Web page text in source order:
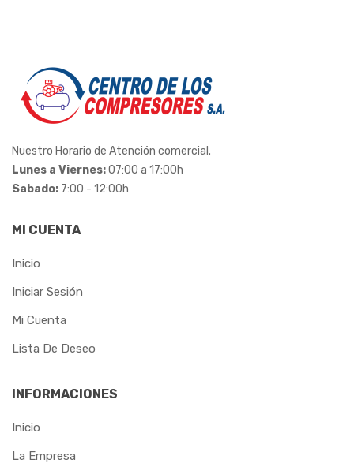
LEDAN
LENOX
LIDER
LONAFORTE
LUBEFER
MADEMIL
MAR-GIRIUS
MARCON
METALCAVA
METALMATRIX
Nuestro Horario de Atención comercial.
Lunes a Viernes:07:00 a 17:00h
Sabado: 7:00 - 12:00h
MI CUENTA
Inicio
Iniciar Sesión
Mi Cuenta
Lista De Deseo
INFORMACIONES
Inicio
La Empresa